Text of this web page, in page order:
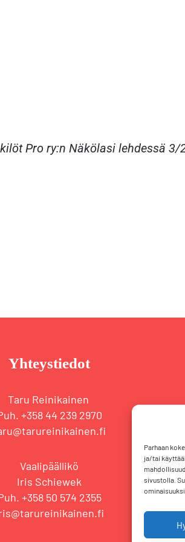
Parhaan
ja/tai
sivustolla.
Pro ry:n Näkölasi lehdessä 3/
Yhteystiedot
Taru Reinikainen
+358 44 239 2970
Vaalipäällikö
Iris Schiewek
+358 50 574 2355